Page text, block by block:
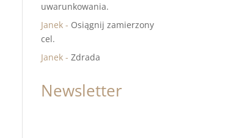
uwarunkowania.
Janek - Osiągnij zamierzony
cel.
Janek -Zdrada
Newsletter